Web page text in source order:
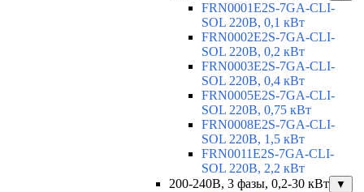
FRN0001E2S-7GA-CLI-
SOL 220В, 0,1 кВт
FRN0002E2S-7GA-CLI-
SOL 220В, 0,2 кВт
FRN0003E2S-7GA-CLI-
SOL 220В, 0,4 кВт
FRN0005E2S-7GA-CLI-
SOL 220В, 0,75 кВт
FRN0008E2S-7GA-CLI-
SOL 220В, 1,5 кВт
FRN0011E2S-7GA-CLI-
SOL 220В, 2,2 кВт
200-240В, 3 фазы, 0,2-30 кВт
▼